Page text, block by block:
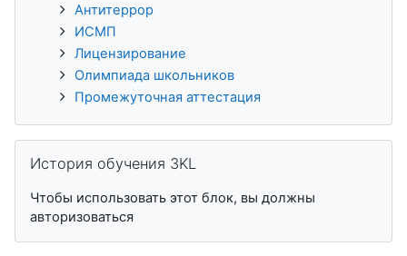
Антитеррор
ИСМП
Лицензирование
Олимпиада школьников
Промежуточная аттестация
История обучения 3KL
Чтобы использовать этот блок, вы должны
авторизоваться